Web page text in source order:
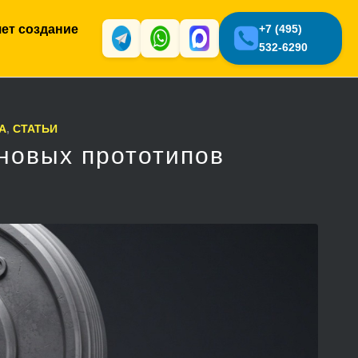
создание
+7 (495)
532-6290
, СТАТЬИ
прототипов